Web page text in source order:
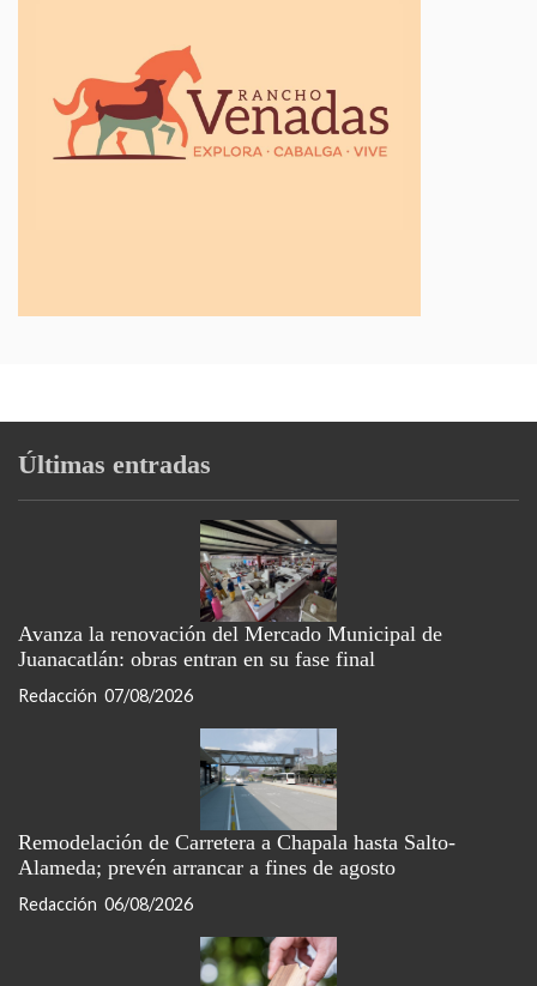
Últimas entradas
Avanza la renovación del Mercado Municipal de
Juanacatlán: obras entran en su fase final
Redacción 07/08/2026
Remodelación de Carretera a Chapala hasta Salto-
Alameda; prevén arrancar a fines de agosto
Redacción 06/08/2026